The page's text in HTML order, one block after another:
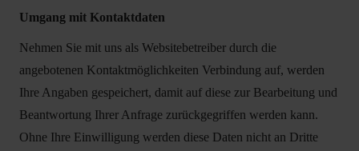
Umgang mit Kontaktdaten
Nehmen Sie mit uns als Websitebetreiber durch die
angebotenen Kontaktmöglichkeiten Verbindung auf, werden
Ihre Angaben gespeichert, damit auf diese zur Bearbeitung und
Beantwortung Ihrer Anfrage zurückgegriffen werden kann.
Ohne Ihre Einwilligung werden diese Daten nicht an Dritte